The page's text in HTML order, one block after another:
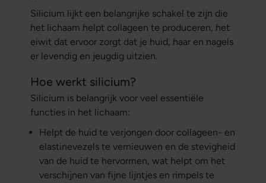
Silicium lijkt een belangrijke schakel te zijn die
het lichaam helpt collageen te produceren, het
eiwit dat ervoor zorgt dat je huid, haar en nagels
er levendig en jeugdig uitzien.
Hoe werkt silicium?
Silicium is belangrijk voor veel essentiële
functies in het lichaam:
Helpt de huid te verjongen door collageen- en
elastinevezels te vernieuwen en de stevigheid
van de huid te hervormen, wat helpt om het
verschijnen van fijne lijntjes en rimpels te